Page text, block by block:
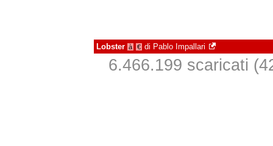
Lobster à € di Pablo Impallari
6.466.199 scaricati